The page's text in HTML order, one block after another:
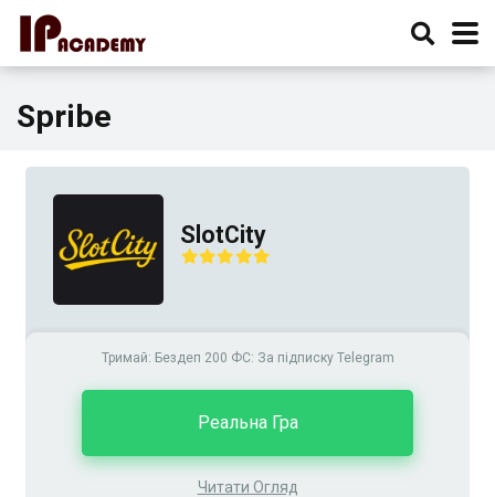
Spribe
SlotCity
Тримай: Бездеп 200 ФС: За підписку Telegram
Читати Огляд
Реальна Гра